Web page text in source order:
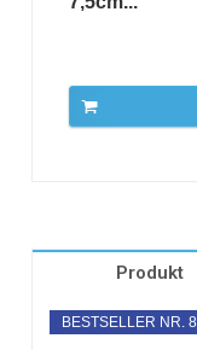
Produkt
BESTSELLER NR. 8